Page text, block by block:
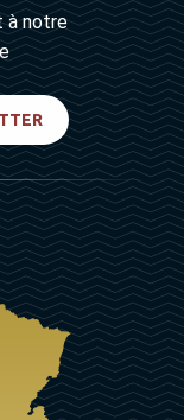
à notre